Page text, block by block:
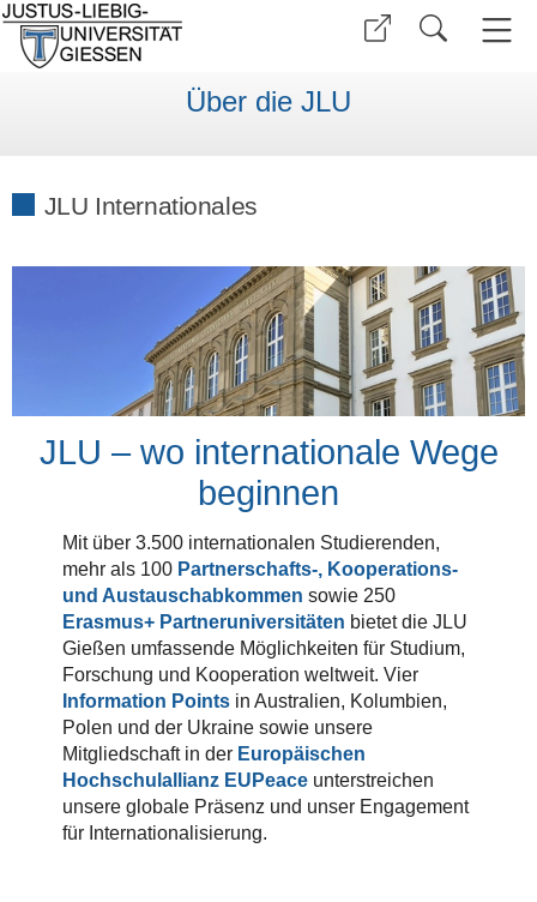
Über die JLU
JLU Internationales
JLU – wo internationale Wege
beginnen
Mit über 3.500 internationalen Studierenden,
mehr als 100 Partnerschafts-, Kooperations-
und Austauschabkommen sowie 250
Erasmus+ Partneruniversitäten bietet die JLU
Gießen umfassende Möglichkeiten für Studium,
Forschung und Kooperation weltweit. Vier
Information Points in Australien, Kolumbien,
Polen und der Ukraine sowie unsere
Mitgliedschaft in der Europäischen
Hochschulallianz EUPeace unterstreichen
unsere globale Präsenz und unser Engagement
für Internationalisierung.